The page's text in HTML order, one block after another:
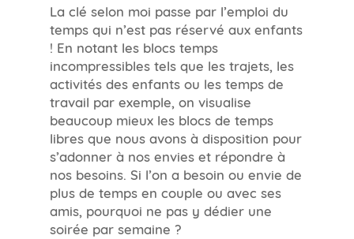
La clé selon moi passe par l’emploi du
temps qui n’est pas réservé aux enfants
! En notant les blocs temps
incompressibles tels que les trajets, les
activités des enfants ou les temps de
travail par exemple, on visualise
beaucoup mieux les blocs de temps
libres que nous avons à disposition pour
s’adonner à nos envies et répondre à
nos besoins. Si l’on a besoin ou envie de
plus de temps en couple ou avec ses
amis, pourquoi ne pas y dédier une
soirée par semaine ?